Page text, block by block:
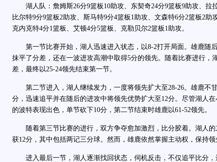
湖人队：詹姆斯26分9篮板10助攻、东契奇24分9篮板9助攻、拉
比尔特9分9篮板2助攻、斯马特9分4篮板1助攻、文森特6分2篮板2助
克内克特4分1篮板、艾顿4分5篮板、克勒贝尔2篮板1助攻。
第一节比赛开始，湖人迅速进入状态，以8-2打开局面。雄鹿随
抹平了分差，还在一波进攻高潮中取得5分的领先。随着比赛进行，
差，最终以25-24领先结束第一节。
第二节进入，湖人继续发力，一度将领先扩大至28-26。雄鹿不
分，迅速追平并在随后的进攻中将领先优势扩大至12分。尽管湖人
的波特表现出色，单节砍下10分，第二节结束时雄鹿以61-52领先。
随着第三节比赛的进行，双方争夺愈加激烈，比分胶着。湖人的
获12分，其中包括两记三分球。然而，雄鹿依然掌握主动权，保持
进入最后一节，湖人逐渐找回状态，伺机反击，不仅追平比分，